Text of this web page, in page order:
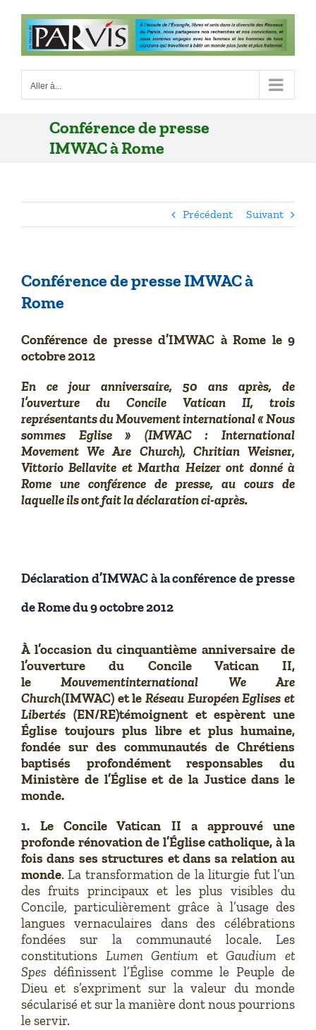
contenu
Aller à...
Conférence de presse
IMWAC à Rome
Précédent Suivant
Conférence de presse IMWAC à
Rome
Conférence de presse d’IMWAC à Rome le 9
octobre 2012
En ce jour anniversaire, 50 ans après, de
l’ouverture du Concile Vatican II, trois
représentants du Mouvement international « Nous
sommes Eglise » (IMWAC : International
Movement We Are Church), Chritian Weisner,
Vittorio Bellavite et Martha Heizer ont donné à
Rome une conférence de presse, au cours de
laquelle ils ont fait la déclaration ci-après.
Déclaration d’IMWAC à la conférence de presse
de Rome du 9 octobre 2012
À l’occasion du cinquantième anniversaire de
l’ouverture du Concile Vatican II,
leMouvementinternational
We Are
Church(IMWAC) et le Réseau Européen Eglises et
Libertés (EN/RE)témoignent et espèrent une
Église toujours plus libre et plus humaine,
fondée sur des communautés de Chrétiens
baptisés profondément responsables du
Ministère de l’Église et de la Justice dans le
monde.
1.
Le Concile Vatican II a approuvé une
profonde rénovation de l’Église catholique, à la
fois dans ses structures et dans sa relation au
monde. La transformation de la liturgie fut l’un
des fruits principaux et les plus visibles du
Concile, particulièrement grâce à l’usage des
langues vernaculaires dans des célébrations
fondées sur la communauté locale. Les
constitutions Lumen Gentium etGaudium et
Spes définissent l’Église comme le Peuple de
Dieu et s’expriment sur la valeur du monde
sécularisé et sur la manière dont nous pourrions
le servir.